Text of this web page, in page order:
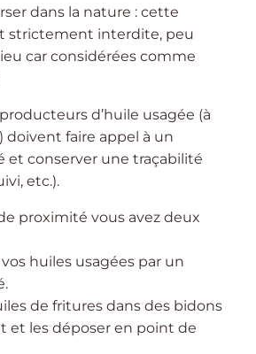
dans la nature : cette
strictement interdite, peu
car considérées comme
d’huile usagée (à
doivent faire appel à un
et conserver une traçabilité
etc.).
proximité vous avez deux
huiles usagées par un
de fritures dans des bidons
et les déposer en point de